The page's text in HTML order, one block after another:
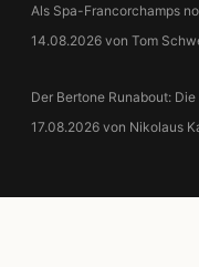
Als Spa-Francorchamps
14.08.2026 von Tom
Der Bertone Runabout:
17.08.2026 von Nikolaus